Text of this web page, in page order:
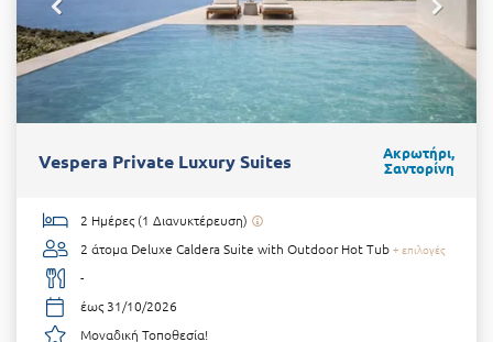
Vespera Private Luxury Suites
Ακρωτήρι,
Σαντορίνη
2 Ημέρες (1 Διανυκτέρευση)
2 άτομα Deluxe Caldera Suite with Outdoor Hot Tub + επιλογές
-
έως 31/10/2026
Μοναδική Τοποθεσία!